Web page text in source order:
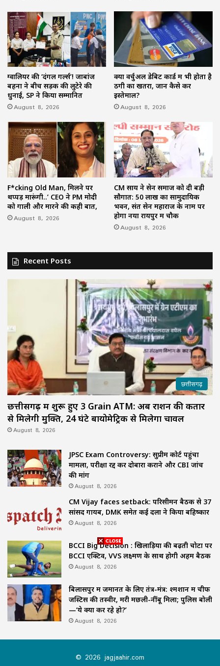
ग्वालियर की ‘दंगल गर्ल्स’! जाबांज
बहनों ने बीच सड़क की लुटेरे की
धुनाई, SP ने किया सम्मानित
August 8, 2026
क्या वर्चुअल डेबिट कार्ड में भी होता है
ठगी का खतरा, जानें कैसे करें
इस्तेमाल?
August 8, 2026
F*cking Old Man, मिलने पर
थप्पड़ मारूंगी..’ CEO ने PM मोदी
को गाली और मारने की कही बात,
August 8, 2026
CM साय ने सेन समाज को दी बड़ी
सौगात: 50 लाख का सामुदायिक
भवन, संत सेन महाराज के नाम पर
होगा नया रायपुर में चौक
August 8, 2026
Recent Posts
छत्तीसगढ़
छत्तीसगढ़ में शुरू हुए 3 Grain ATM: अब राशन की कतार
से मिलेगी मुक्ति, 24 घंटे बायोमेट्रिक से मिलेगा चावल
August 8, 2026
JPSC Exam Controversy: सुप्रीम कोर्ट पहुंचा
मामला, परीक्षा रद्द कर दोबारा कराने और CBI जांच
की मांग
August 8, 2026
CM Vijay faces setback: परिसीमन बैठक से 37
सांसद गायब, DMK समेत कई दलों ने किया बहिष्कार
August 8, 2026
BCCI Big Decision : खिलाड़ियों की बढ़ती चोटों पर
BCCI एक्टिव, VVS लक्ष्मण के साथ होगी अहम बैठक
August 8, 2026
बिलासपुर में जमानत के लिए तंत्र-मंत्र: श्मशान में चीफ
जस्टिस की तस्वीर, मरी मछली-नींबू मिला; पुलिस बोली
—‘ये क्या कर रहे हो?’
August 8, 2026
© 2026 jagjaahir.com